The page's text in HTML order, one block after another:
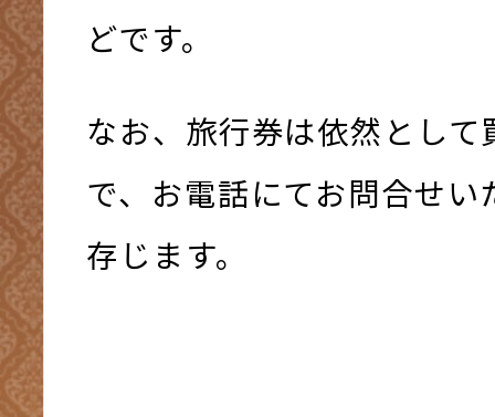
どです。
なお、旅行券は依然とし
で、お電話にてお問合せ
存じます。